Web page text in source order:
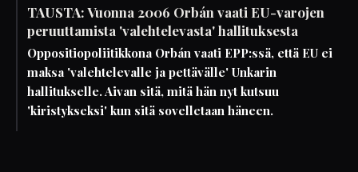
TAUSTA: Vuonna 2006 Orbán vaati EU-varojen
peruuttamista 'valehtelevasta' hallituksesta
Oppositiopoliitikkona Orbán vaati EPP:ssä, että EU ei
maksa 'valehtelevalle ja pettävälle' Unkarin
hallitukselle. Aivan sitä, mitä hän nyt kutsuu
'kiristykseksi' kun sitä sovelletaan häneen.